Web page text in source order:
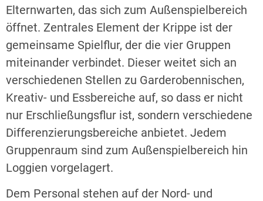
Elternwarten, das sich zum Außenspielbereich
öffnet. Zentrales Element der Krippe ist der
gemeinsame Spielflur, der die vier Gruppen
miteinander verbindet. Dieser weitet sich an
verschiedenen Stellen zu Garderobennischen,
Kreativ- und Essbereiche auf, so dass er nicht
nur Erschließungsflur ist, sondern verschiedene
Differenzierungsbereiche anbietet. Jedem
Gruppenraum sind zum Außenspielbereich hin
Loggien vorgelagert.
Dem Personal stehen auf der Nord- und